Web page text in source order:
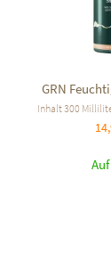
GRN
Inhalt300